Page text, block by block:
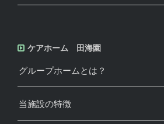
ケアホーム 田海園
グループホームとは？
当施設の特徴